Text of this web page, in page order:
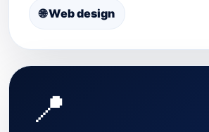
🌐 Web design
📍